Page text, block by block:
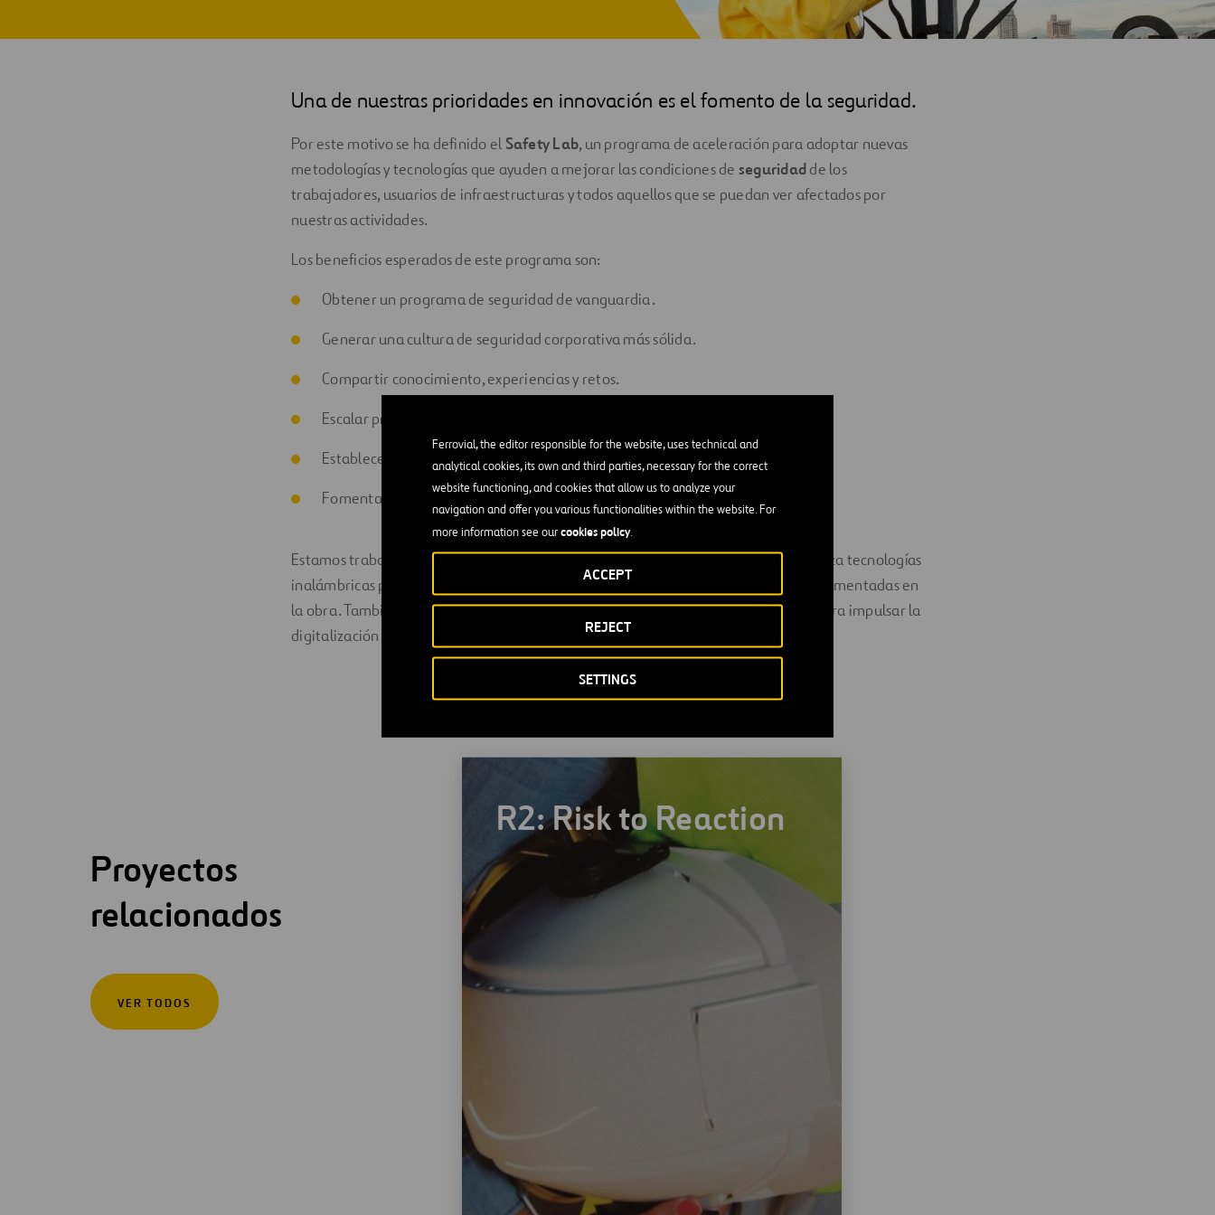
Ferrovial, the editor responsible for the website, uses technical and
analytical cookies, its own and third parties, necessary for the correct
website functioning, and cookies that allow us to analyze your
navigation and offer you various functionalities within the website. For
more information see ourcookies policy.
SETTINGS
REJECT
ACCEPT
Ingeniería
Una de nuestras prioridades en innovación es el fomento de la seguridad.
Por este motivo se ha definido el Safety Lab, un programa de aceleración para adoptar nuevas
metodologías y tecnologías que ayuden a mejorar las condiciones de seguridadde los
trabajadores, usuarios de infraestructuras y todos aquellos que se puedan ver afectados por
nuestras actividades.
Los beneficios esperados de este programa son:
Obtener un programa de seguridad de vanguardia.
Generar una cultura de seguridad corporativa más sólida.
Compartir conocimiento, experiencias y retos.
Escalar procedimientos y productos dentro de la organización.
Establecer alianzas con partners externos
Fomentar la digitalización en este ámbito.
Estamos trabajando en iniciativas como el proyectoReaction to Risk (R2), que utiliza tecnologías
inalámbricas para complementar las medidas de seguridad del trabajador ya implementadas en
la obra. También el programa de colaboración transversalWorker of the Future
para impulsar la
digitalización de nuestros trabajadores.
Proyectos
relacionados
VER TODOS
R2: Risk to Reaction